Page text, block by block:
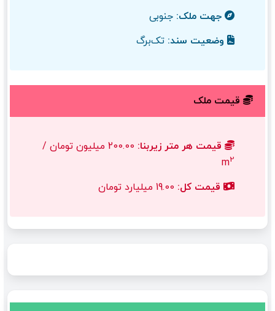
جهت ملک: جنوبی
وضعیت سند: تک‌برگ
قیمت ملک
قیمت هر متر زیربنا:
200.00 میلیون تومان /
m2
قیمت کل: